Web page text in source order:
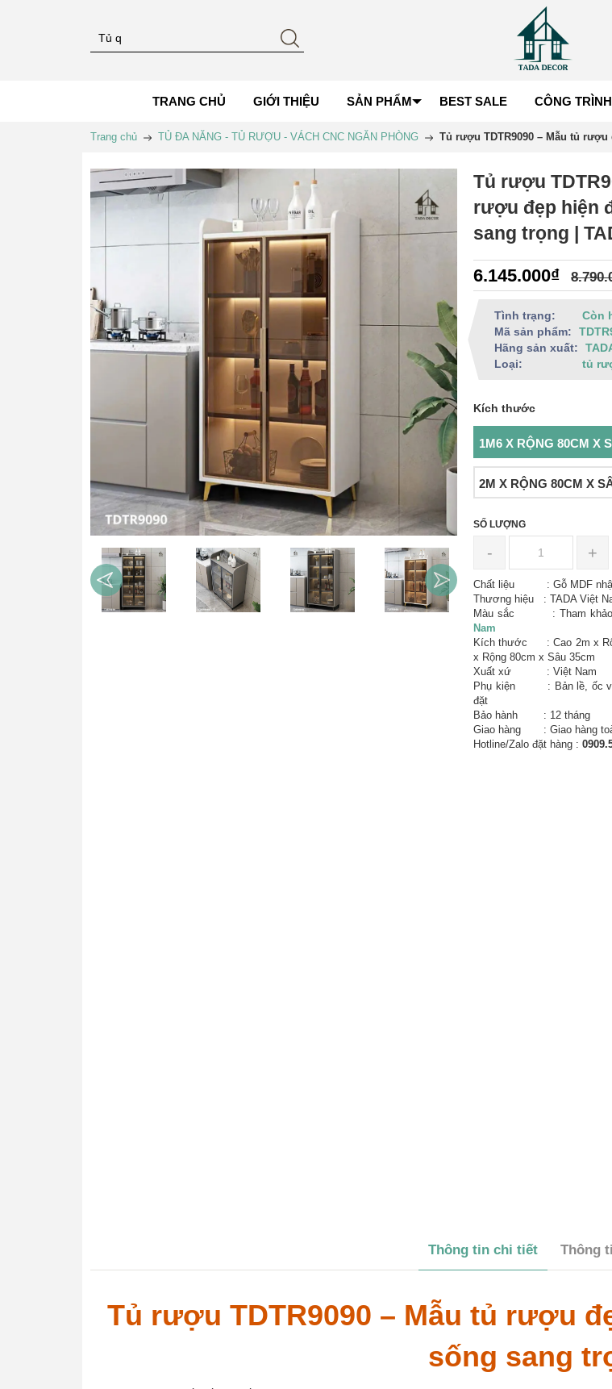
TRANG CHỦ GIỚI THIỆU SẢN PHẨM BEST SALE CÔNG
Trang chủ TỦ ĐA NĂNG - TỦ RƯỢU - VÁCH CNC NGĂN PHÒNG Tủ rượu TDTR9090 – Mẫu tủ
Tủ rượu
rượu đẹp hiện
sang trọng |
6.145.000₫
Tình trạng:
Còn
Mã sản phẩm:
Hãng sản xuất:
Loại:
tủ
Kích thước
1M6 X RỘNG 80CM X
2M X RỘNG 80CM X
SỐ LƯỢNG
- +
Chất liệu : Gỗ MDF nhập
Thương hiệu : TADA Việt
Màu sắc : Tham khảo
Nam
Kích thước : Cao 2m x
x Rộng 80cm x Sâu 35cm
Xuất xứ : Việt Nam
Phụ kiện : Bản lề, ốc vít,
đặt
Bảo hành : 12 tháng
Giao hàng : Giao hàng
Hotline/Zalo đặt hàng :
Thông tin chi tiết Thông
Tủ rượu TDTR9090 – Mẫu tủ rượu
sống sang